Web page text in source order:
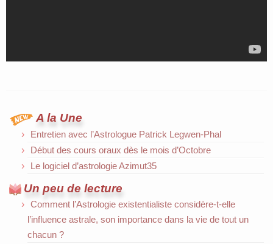
A la Une
Entretien avec l’Astrologue Patrick Legwen-Phal
Début des cours oraux dès le mois d’Octobre
Le logiciel d’astrologie Azimut35
Un peu de lecture
Comment l’Astrologie existentialiste considère-t-elle
l’influence astrale, son importance dans la vie de tout un
chacun ?